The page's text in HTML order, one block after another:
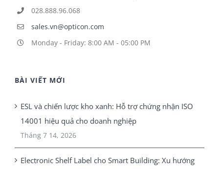
028.888.96.068
sales.vn@opticon.com
Monday - Friday: 8:00 AM - 05:00 PM
BÀI VIẾT MỚI
ESL và chiến lược kho xanh: Hỗ trợ chứng nhận ISO
14001 hiệu quả cho doanh nghiệp
Tháng 7 14, 2026
Electronic Shelf Label cho Smart Building: Xu hướng